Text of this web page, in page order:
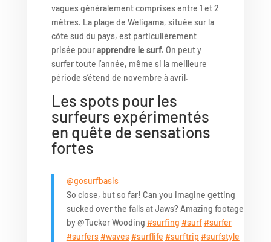
vagues généralement comprises entre 1 et 2
mètres. La plage de Weligama, située sur la
côte sud du pays, est particulièrement
prisée pourapprendre le surf. On peut y
surfer toute l’année, même si la meilleure
période s’étend de novembre à avril.
Les spots pour les
surfeurs expérimentés
en quête de sensations
fortes
@gosurfbasis
So close, but so far! Can you imagine getting
sucked over the falls at Jaws? Amazing footage
by @Tucker Wooding #surfing #surf#surfer
#surfers#waves#surflife #surftrip #surfstyle